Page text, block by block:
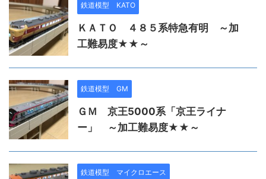
鉄道模型 KATO
ＫＡＴＯ ４８５系特急有明 ～加
工難易度★★～
鉄道模型 GM
ＧＭ 京王5000系「京王ライナ
ー」 ～加工難易度★★～
鉄道模型 マイクロエース